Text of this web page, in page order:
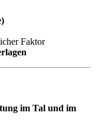
Faktor
im Tal und im